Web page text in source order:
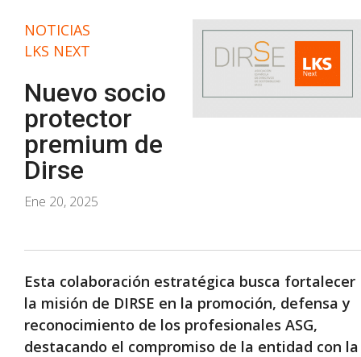
NOTICIAS
LKS NEXT
Nuevo socio
protector
premium de
Dirse
Ene 20, 2025
Esta colaboración estratégica busca fortalecer
la misión de DIRSE en la promoción, defensa y
reconocimiento de los profesionales ASG,
destacando el compromiso de la entidad con la